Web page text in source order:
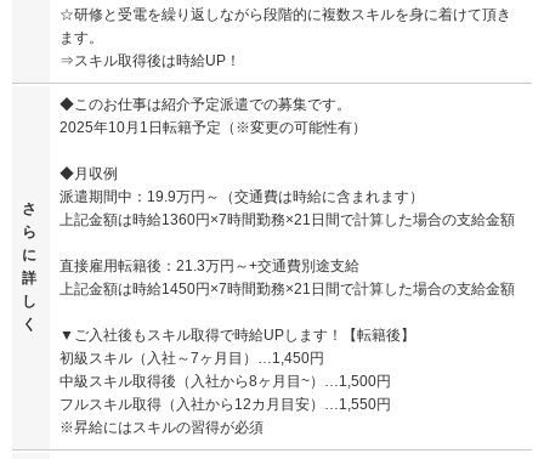
☆研修と受電を繰り返しながら段階的に複数スキルを身に着けて頂き
ます。
⇒スキル取得後は時給UP！
さ
ら
に
詳
し
く
◆このお仕事は紹介予定派遣での募集です。
2025年10月1日転籍予定（※変更の可能性有）
◆月収例
派遣期間中：19.9万円～（交通費は時給に含まれます）
上記金額は時給1360円×7時間勤務×21日間で計算した場合の支給金額
直接雇用転籍後：21.3万円～+交通費別途支給
上記金額は時給1450円×7時間勤務×21日間で計算した場合の支給金額
▼ご入社後もスキル取得で時給UPします！【転籍後】
初級スキル（入社～7ヶ月目）…1,450円
中級スキル取得後（入社から8ヶ月目~）…1,500円
フルスキル取得（入社から12カ月目安）…1,550円
※昇給にはスキルの習得が必須